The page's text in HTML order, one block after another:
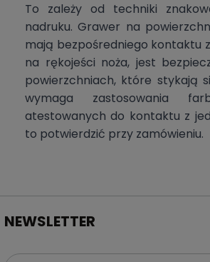
To zależy od techniki
nadruku. Grawer na
mają bezpośredniego kontaktu
na rękojeści noża, jest
powierzchniach, które stykają
wymaga zastosowania
atestowanych do kontaktu z
to potwierdzić przy zamówieniu.
NEWSLETTER